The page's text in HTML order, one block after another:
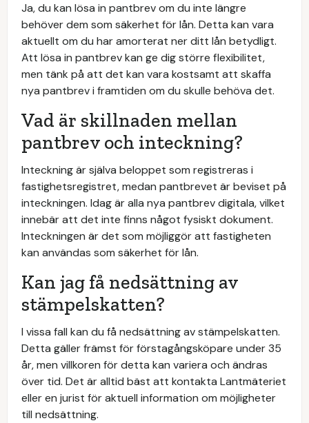
Ja, du kan lösa in pantbrev om du inte längre
behöver dem som säkerhet för lån. Detta kan vara
aktuellt om du har amorterat ner ditt lån betydligt.
Att lösa in pantbrev kan ge dig större flexibilitet,
men tänk på att det kan vara kostsamt att skaffa
nya pantbrev i framtiden om du skulle behöva det.
Vad är skillnaden mellan
pantbrev och inteckning?
Inteckning är själva beloppet som registreras i
fastighetsregistret, medan pantbrevet är beviset på
inteckningen. Idag är alla nya pantbrev digitala, vilket
innebär att det inte finns något fysiskt dokument.
Inteckningen är det som möjliggör att fastigheten
kan användas som säkerhet för lån.
Kan jag få nedsättning av
stämpelskatten?
I vissa fall kan du få nedsättning av stämpelskatten.
Detta gäller främst för förstagångsköpare under 35
år, men villkoren för detta kan variera och ändras
över tid. Det är alltid bäst att kontakta Lantmäteriet
eller en jurist för aktuell information om möjligheter
till nedsättning.